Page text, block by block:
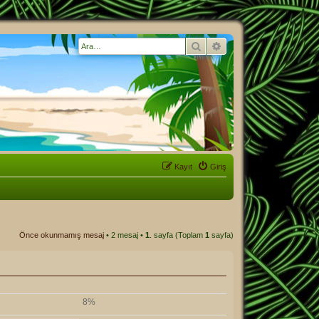
Ara Gelişmiş arama
Giriş
Kayıt
Önce okunmamış mesaj • 2 mesaj • 1 . sayfa (Toplam 1 sayfa)
8%